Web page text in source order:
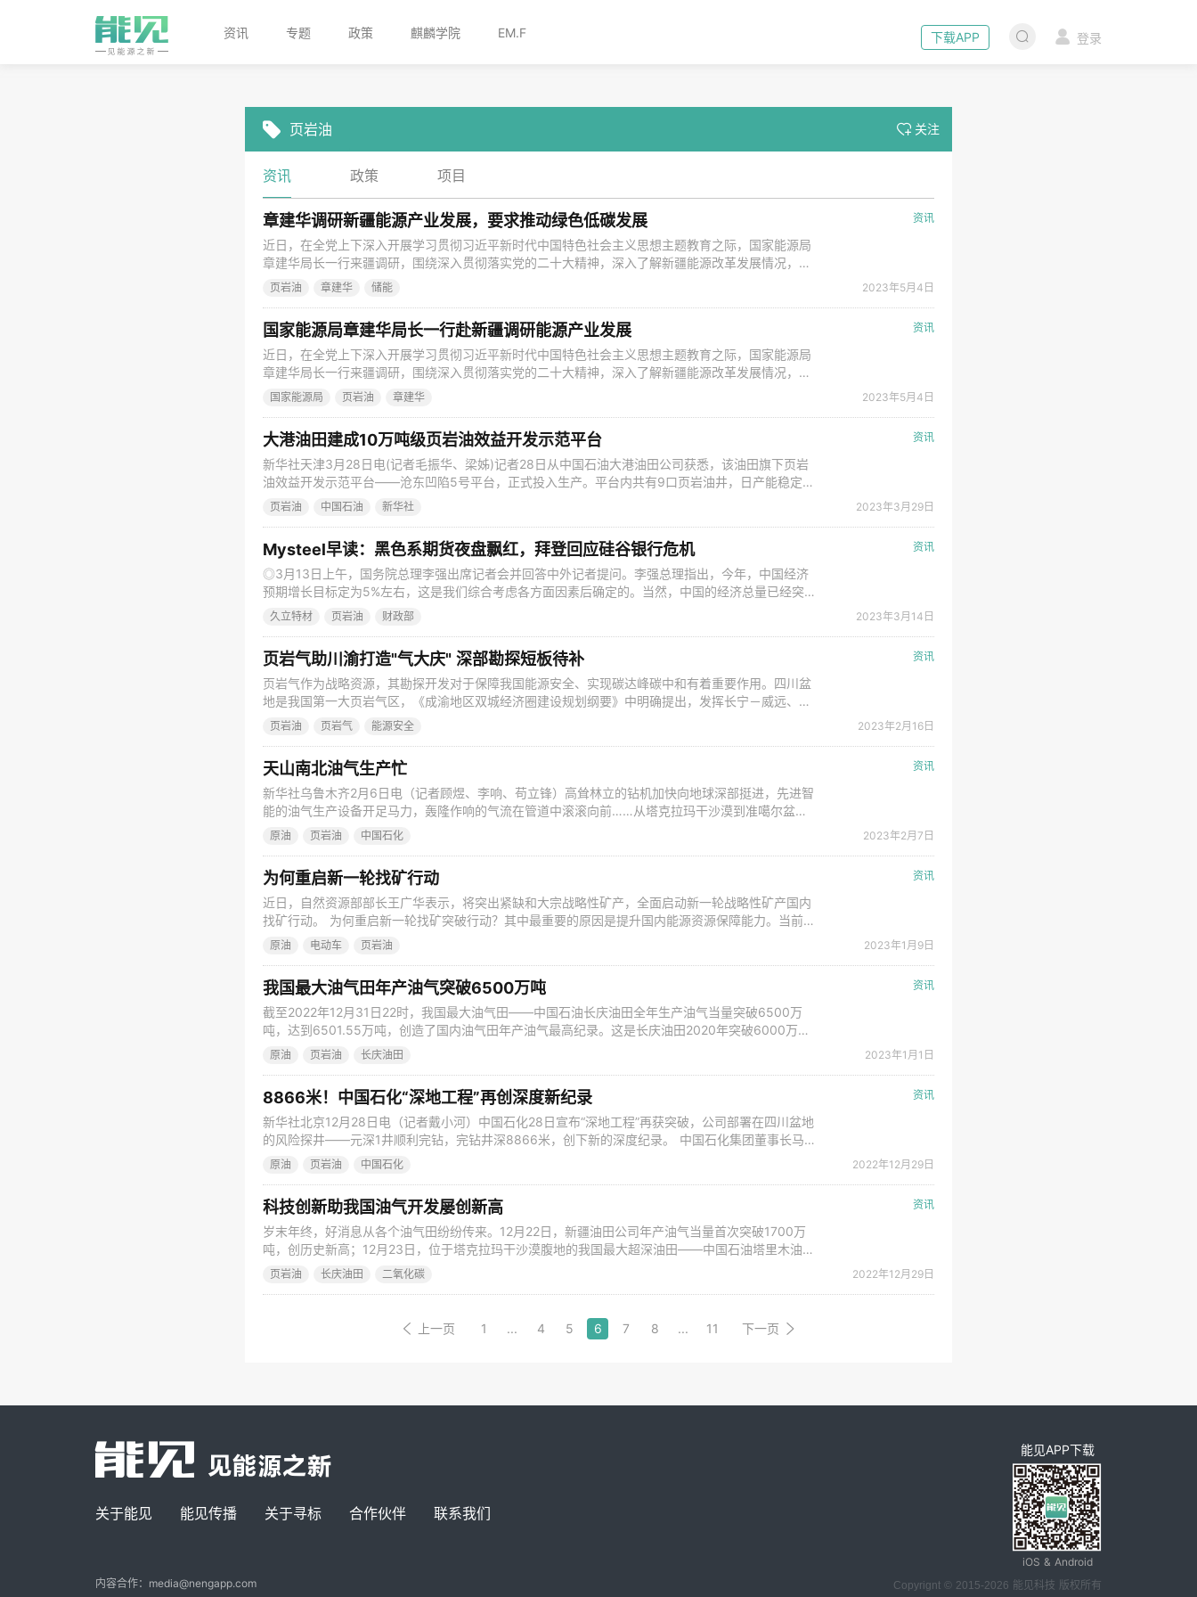
下载APP 登录
资讯 专题 政策 麒麟学院 EM.F
页岩油 关注
资讯 政策 项目
资讯
章建华调研新疆能源产业发展，要求推动绿色低碳发展
近日，在全党上下深入开展学习贯彻习近平新时代中国特色社会主义思想主题教育之际，国家能源局
章建华局长一行来疆调研，围绕深入贯彻落实党的二十大精神，深入了解新疆能源改革发展情况，听
取工作意见建议，共同谋划推动新疆能源高质量发展的思路举措。调研期间，国家能源局一行先后深
页岩油 章建华 储能 2023年5月4日
资讯
国家能源局章建华局长一行赴新疆调研能源产业发展
近日，在全党上下深入开展学习贯彻习近平新时代中国特色社会主义思想主题教育之际，国家能源局
章建华局长一行来疆调研，围绕深入贯彻落实党的二十大精神，深入了解新疆能源改革发展情况，听
取工作意见建议，共同谋划推动新疆能源高质量发展的思路举措。调研期间，国家能源局一行先后深
国家能源局 页岩油 章建华 2023年5月4日
资讯
大港油田建成10万吨级页岩油效益开发示范平台
新华社天津3月28日电(记者毛振华、梁姊)记者28日从中国石油大港油田公司获悉，该油田旗下页岩
油效益开发示范平台——沧东凹陷5号平台，正式投入生产。平台内共有9口页岩油井，日产能稳定在
280吨左右，形成了10万吨的年生产能力。这标志着我国首个10万吨级页岩油效益开发示范平台在大
页岩油 中国石油 新华社 2023年3月29日
资讯
Mysteel早读：黑色系期货夜盘飘红，拜登回应硅谷银行危机
◎3月13日上午，国务院总理李强出席记者会并回答中外记者提问。李强总理指出，今年，中国经济
预期增长目标定为5%左右，这是我们综合考虑各方面因素后确定的。当然，中国的经济总量已经突破
120万亿元，基数很高，加上今年的新挑战不少，要实现5%左右的增长，并不轻松，需要倍加努力。
久立特材 页岩油 财政部 2023年3月14日
资讯
页岩气助川渝打造"气大庆" 深部勘探短板待补
页岩气作为战略资源，其勘探开发对于保障我国能源安全、实现碳达峰碳中和有着重要作用。四川盆
地是我国第一大页岩气区，《成渝地区双城经济圈建设规划纲要》中明确提出，发挥长宁－威远、涪
陵国家级页岩气示范区引领作用，推动页岩气滚动开发，建设天然气千亿立方米产能基地，打造中国
页岩油 页岩气 能源安全 2023年2月16日
资讯
天山南北油气生产忙
新华社乌鲁木齐2月6日电（记者顾煜、李响、苟立锋）高耸林立的钻机加快向地球深部挺进，先进智
能的油气生产设备开足马力，轰隆作响的气流在管道中滚滚向前……从塔克拉玛干沙漠到准噶尔盆
地，新疆各大油田一派繁忙热闹的景象。 元宵佳节，沙漠深处的中国石油塔里木油田各作业区内，钻
原油 页岩油 中国石化 2023年2月7日
资讯
为何重启新一轮找矿行动
近日，自然资源部部长王广华表示，将突出紧缺和大宗战略性矿产，全面启动新一轮战略性矿产国内
找矿行动。 为何重启新一轮找矿突破行动？其中最重要的原因是提升国内能源资源保障能力。当前，
国际形势风高浪急，我国石油、天然气等关系国计民生的重要矿产对外依存度居高不下。国家统计局
原油 电动车 页岩油 2023年1月9日
资讯
我国最大油气田年产油气突破6500万吨
截至2022年12月31日22时，我国最大油气田——中国石油长庆油田全年生产油气当量突破6500万
吨，达到6501.55万吨，创造了国内油气田年产油气最高纪录。这是长庆油田2020年突破6000万吨
之后，实现的又一历史性跨越。 长庆油田开发的鄂尔多斯盆地油气资源，是国际上典型的低压、低
原油 页岩油 长庆油田 2023年1月1日
资讯
8866米！中国石化“深地工程”再创深度新纪录
新华社北京12月28日电（记者戴小河）中国石化28日宣布“深地工程”再获突破，公司部署在四川盆地
的风险探井——元深1井顺利完钻，完钻井深8866米，创下新的深度纪录。 中国石化集团董事长马永
生说，该井到达目前四川盆地埋深最深的油气层，进一步展示了川北深层古老碳酸盐岩良好的勘探潜
原油 页岩油 中国石化 2022年12月29日
资讯
科技创新助我国油气开发屡创新高
岁末年终，好消息从各个油气田纷纷传来。12月22日，新疆油田公司年产油气当量首次突破1700万
吨，创历史新高；12月23日，位于塔克拉玛干沙漠腹地的我国最大超深油田——中国石油塔里木油田
富满油田油气产量突破300万吨大关；12月26日，中国石油西南油气田公司油气当量突破3000万
页岩油 长庆油田 二氧化碳 2022年12月29日
上一页 1 ... 4 5 6 7 8 ... 11 下一页
能见APP下载
iOS & Android
Copyrignt © 2015-2026 能见科技 版权所有
关于能见 能见传播 关于寻标 合作伙伴 联系我们
内容合作：media@nengapp.com